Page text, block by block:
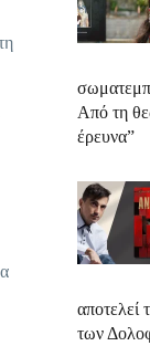
Από τη
έρευνα”
αποτελεί
των